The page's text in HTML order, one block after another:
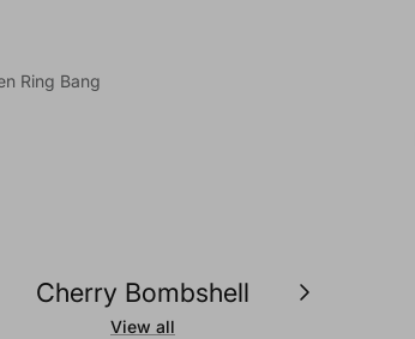
Ring Bang
Cherry Bombshell Next
View all